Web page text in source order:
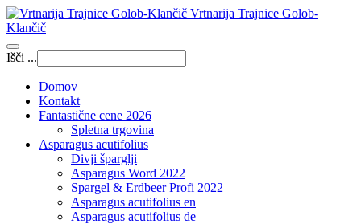
Vrtnarija Trajnice Golob-
Klančič
Išči ...
Domov
Kontakt
Fantastične cene 2026
Spletna trgovina
Asparagus acutifolius
Divji šparglji
Asparagus Word 2022
Spargel & Erdbeer Profi 2022
Asparagus acutifolius en
Asparagus acutifolius de